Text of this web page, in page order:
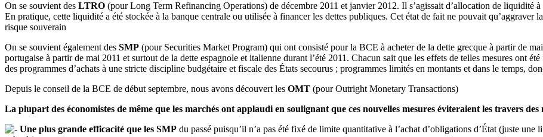
On se souvient des LTRO (pour Long Term Refinancing Operations) de décembre 2011 et janvier 2012. Il s’agissait d’allocation de liquidité
En pratique, cette liquidité a été stockée à la banque centrale ou utilisée à financer les dettes publiques. Cet état de fait ne pouvait qu’aggraver
risque souverain
On se souvient également des SMP (pour Securities Market Program) qui ont consisté pour la BCE à acheter de la dette grecque à partir de
portugaise à partir de mai 2011 et surtout de la dette espagnole et italienne durant l’été 2011. Chacun sait que les effets de telles mesures ont
des programmes d’achats à une stricte discipline budgétaire et fiscale des États secourus ; programmes limités en montants et dans le temps,
Depuis le conseil de la BCE de début septembre, nous avons découvert les OMT (pour Outright Monetary Transactions)
La plupart des économistes de même que les marchés ont applaudi en soulignant que ces nouvelles mesures éviteraient les travers des
Une plus grande efficacité que les SMP du passé puisqu’il n’a pas été fixé de limite quantitative à l’achat d’obligations d’État (juste